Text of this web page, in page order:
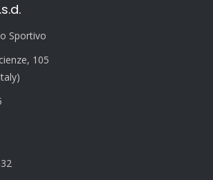
Sportivo
105